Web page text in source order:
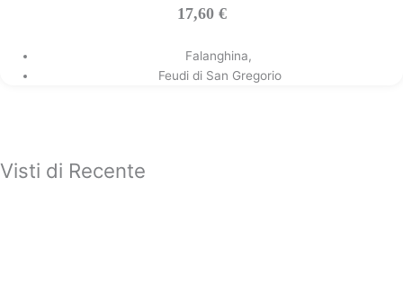
17,60 €
Falanghina,
Feudi di San Gregorio
Visti di Recente